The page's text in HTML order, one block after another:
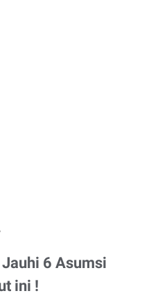
6 Asumsi
ini !